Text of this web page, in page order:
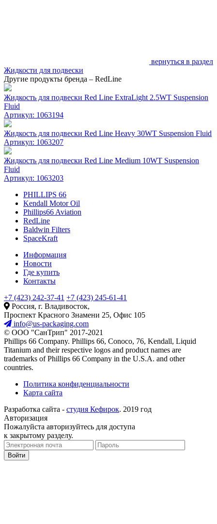
вернуться в раздел
Жидкости для подвески
Другие продукты бренда – RedLine
Жидкость для подвески Red Line ExtraLight 2.5WT Suspension
Fluid
Артикул: 1063194
Жидкость для подвески Red Line Heavy 30WT Suspension Fluid
Артикул: 1063207
Жидкость для подвески Red Line Medium 10WT Suspension
Fluid
Артикул: 1063203
PHILLIPS 66
Kendall Motor Oil
Phillips66 Aviation
RedLine
Baldwin Filters
SpaceKraft
Информация
Новости
Где купить
Контакты
+7 (423) 242-37-41 +7 (423) 245-61-41
Россия, г. Владивосток,
Проспект Красного Знамени 25, Офис 105
info@us-packaging.com
© ООО "СанТрип" 2017-2021
Phillips 66 Company. Phillips 66, Conoco, 76, Kendall, Liquid
Titanium and their respective logos and product names are
trademarks of Phillips 66 Company in the U.S.A. and other
countries.
Политика конфиденциальности
Карта сайта
Разработка сайта - студия Кефирок. 2019 год
Авторизация
Пожалуйста авторизуйтесь для доступа
к закрытому разделу.